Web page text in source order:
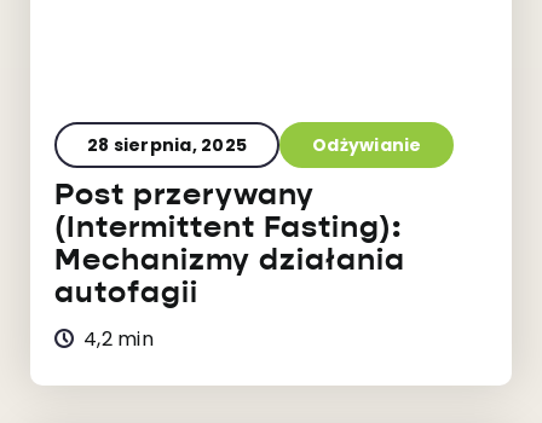
28 sierpnia, 2025 Odżywianie
Post przerywany
(Intermittent Fasting):
Mechanizmy działania
autofagii
4,2 min